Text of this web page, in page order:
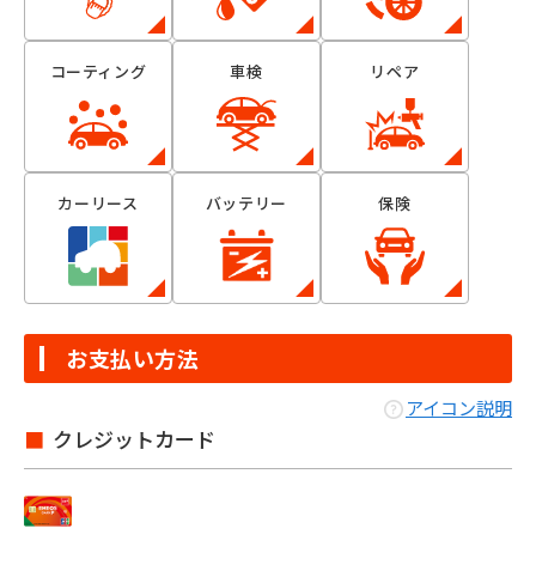
コーティング 車検 リペア
カーリース バッテリー 保険
お支払い方法
アイコン説明
クレジットカード